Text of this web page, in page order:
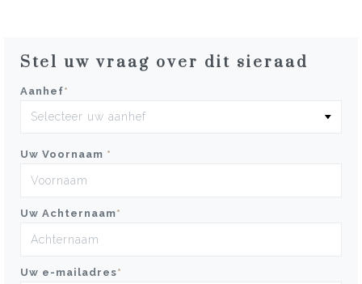
Stel uw vraag over dit sieraad
Aanhef*
Uw Voornaam *
Uw Achternaam*
Uw e-mailadres*